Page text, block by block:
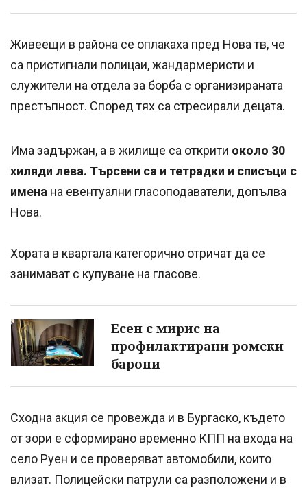
Живеещи в района се оплакаха пред Нова тв, че
са пристигнали полицаи, жандармеристи и
служители на отдела за борба с организираната
престъпност. Според тях са стресирали децата.
Има задържан, а в жилище са открити около 30
хиляди лева. Търсени са и тетрадки и списъци с
имена на евентуални гласоподаватели, допълва
Нова.
Хората в квартала категорично отричат да се
занимават с купуване на гласове.
Есен с мирис на
профилактирани ромски
барони
Сходна акция се провежда и в Бургаско, където
от зори е сформирано временно КПП на входа на
село Руен и се проверяват автомобили, които
влизат. Полицейски патрули са разположени и в